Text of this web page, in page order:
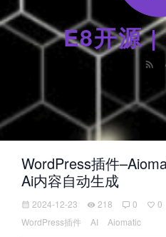
E8开源
WordPress插件
Ai内容自动生成
2024-12-23 218 0 0
WordPress插件
AI Aiomatic